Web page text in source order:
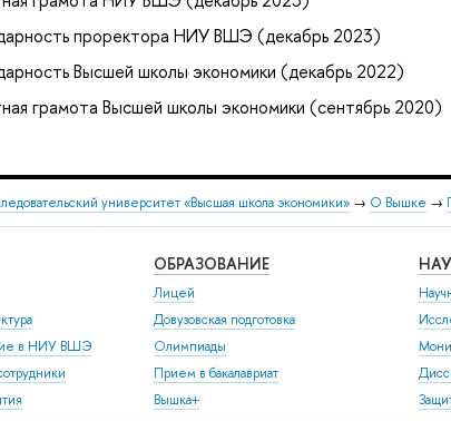
проректора НИУ ВШЭ (декабрь 2023)
Высшей школы экономики (декабрь 2022)
грамота Высшей школы экономики (сентябрь 2020)
университет «Высшая школа экономики» → О Вышке →
в НИУ ВШЭ
ОБРАЗОВАНИЕ
Лицей
Довузовская подготовка
Олимпиады
Прием в бакалавриат
Вышка+